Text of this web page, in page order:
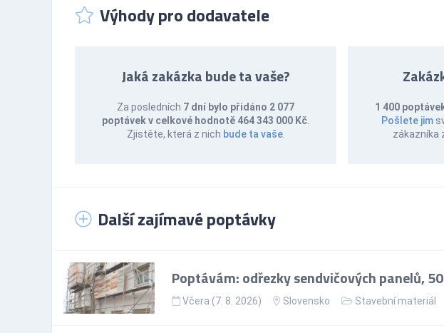
Výhody pro dodavatele
Jaká zakázka bude ta vaše?
Za posledních 7 dní bylo přidáno 2 077
poptávek v celkové hodnotě 464 343 000 Kč
Zjistěte, která z nich bude ta vaše.
1 400
Pošlete jim
zákazníka
Další zajímavé poptávky
Poptávám: odřezky sendvičových panelů,
Včera (7. 8. 2026) Slovensko Stavební materiál